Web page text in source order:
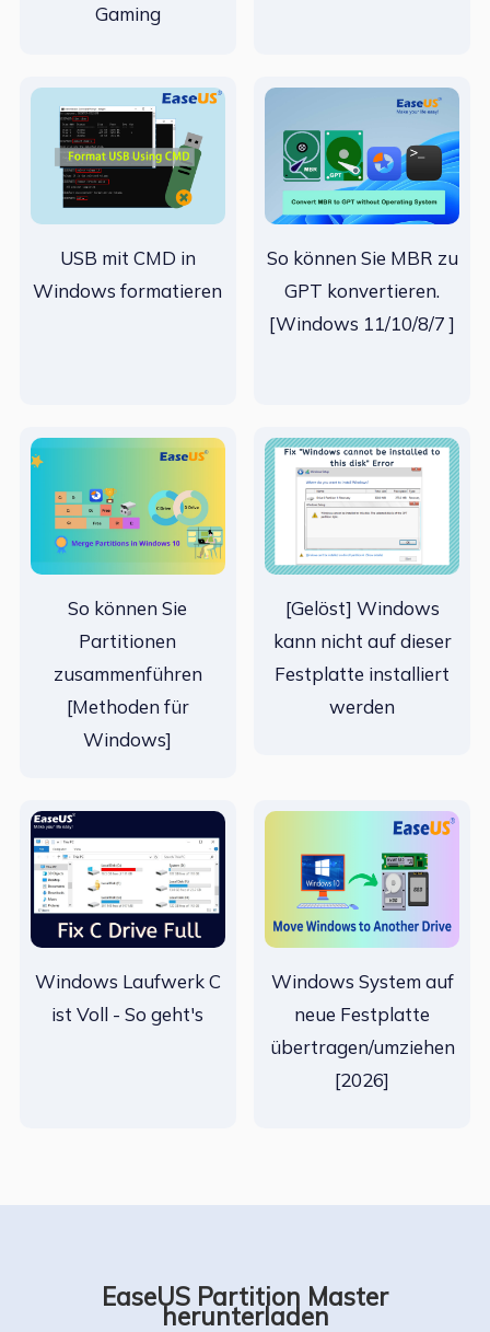
Gaming
USB mit CMD in
Windows formatieren
So können Sie MBR zu
GPT konvertieren.
[Windows 11/10/8/7 ]
So können Sie
Partitionen
zusammenführen
[Methoden für
Windows]
[Gelöst] Windows
kann nicht auf dieser
Festplatte installiert
werden
Windows Laufwerk C
ist Voll - So geht's
Windows System auf
neue Festplatte
übertragen/umziehen
[2026]
EaseUS Partition Master
herunterladen